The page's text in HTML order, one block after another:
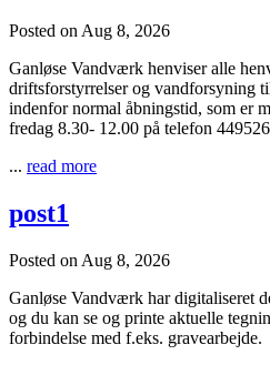
Posted on Aug 8, 2026
Ganløse Vandværk henviser alle
driftsforstyrrelser og vandforsyning
indenfor normal åbningstid, som er
fredag 8.30- 12.00 på telefon
... read more
post1
Posted on Aug 8, 2026
Ganløse Vandværk har digitaliseret
og du kan se og printe aktuelle
forbindelse med f.eks. gravearbejde.